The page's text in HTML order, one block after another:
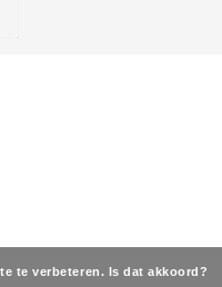
te verbeteren. Is dat akkoord?